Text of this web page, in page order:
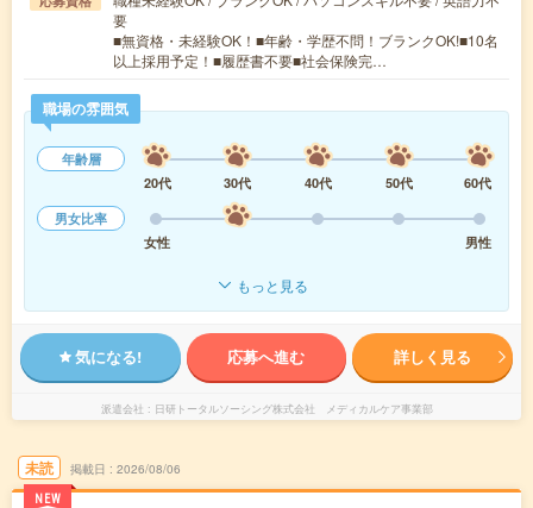
要
■無資格・未経験OK！■年齢・学歴不問！ブランクOK!■10名
以上採用予定！■履歴書不要■社会保険完…
職場の雰囲気
年齢層
20代
30代 40代 50代
60代
男女比率
女性
男性
もっと見る
気になる! 応募へ進む 詳しく見る
派遣会社 日研トータルソーシング株式会社 メディカルケア事業部
未読
NEW
掲載日 2026/08/06